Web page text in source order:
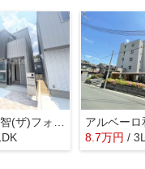
アルベーロ
8.7万円 /